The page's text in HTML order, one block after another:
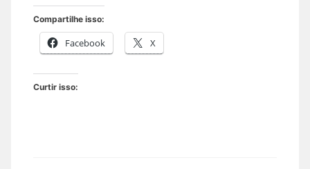
Compartilhe isso:
Facebook X
Curtir isso: